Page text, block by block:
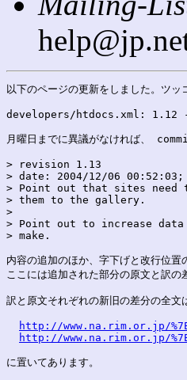
以下のページの更新をしました。ツッ
developers/htdocs.xml: 1.12
月曜日までに異議がなければ、
> revision 1.13
> date: 2004/12/06
> Point out that sites need
> them to the gallery.
>
> Point out to increase
> make.
内容の追加のほか、字下げと改行位置
ここには追加された部分の原文と訳の
訳と原文それぞれの新旧の差分の全文
http://www.na.rim.or.jp/
http://www.na.rim.or.jp/
に置いてあります。